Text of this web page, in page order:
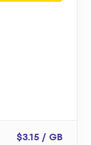
$3.15 / GB